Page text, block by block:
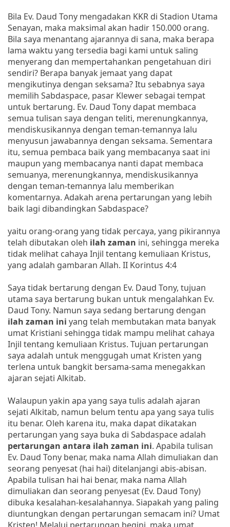
Bila Ev. Daud Tony mengadakan KKR di Stadion Utama
Senayan, maka maksimal akan hadir 150.000 orang.
Bila saya menantang ajarannya di sana, maka berapa
lama waktu yang tersedia bagi kami untuk saling
menyerang dan mempertahankan pengetahuan diri
sendiri? Berapa banyak jemaat yang dapat
mengikutinya dengan seksama? Itu sebabnya saya
memilih Sabdaspace, pasar Klewer sebagai tempat
untuk bertarung. Ev. Daud Tony dapat membaca
semua tulisan saya dengan teliti, merenungkannya,
mendiskusikannya dengan teman-temannya lalu
menyusun jawabannya dengan seksama. Sementara
itu, semua pembaca baik yang membacanya saat ini
maupun yang membacanya nanti dapat membaca
semuanya, merenungkannya, mendiskusikannya
dengan teman-temannya lalu memberikan
komentarnya. Adakah arena pertarungan yang lebih
baik lagi dibandingkan Sabdaspace?
yaitu orang-orang yang tidak percaya, yang pikirannya
telah dibutakan oleh ilah zaman ini, sehingga mereka
tidak melihat cahaya Injil tentang kemuliaan Kristus,
yang adalah gambaran Allah. II Korintus 4:4
Saya tidak bertarung dengan Ev. Daud Tony, tujuan
utama saya bertarung bukan untuk mengalahkan Ev.
Daud Tony. Namun saya sedang bertarung dengan
ilah zaman ini yang telah membutakan mata banyak
umat Kristiani sehingga tidak mampu melihat cahaya
Injil tentang kemuliaan Kristus. Tujuan pertarungan
saya adalah untuk menggugah umat Kristen yang
terlena untuk bangkit bersama-sama menegakkan
ajaran sejati Alkitab.
Walaupun yakin apa yang saya tulis adalah ajaran
sejati Alkitab, namun belum tentu apa yang saya tulis
itu benar. Oleh karena itu, maka dapat dikatakan
pertarungan yang saya buka di Sabdaspace adalah
pertarungan antara ilah zaman ini. Apabila tulisan
Ev. Daud Tony benar, maka nama Allah dimuliakan dan
seorang penyesat (hai hai) ditelanjangi abis-abisan.
Apabila tulisan hai hai benar, maka nama Allah
dimuliakan dan seorang penyesat (Ev. Daud Tony)
dibuka kesalahan-kesalahannya. Siapakah yang paling
diuntungkan dengan pertarungan semacam ini? Umat
Kristen! Melalui pertarungan begini, maka umat